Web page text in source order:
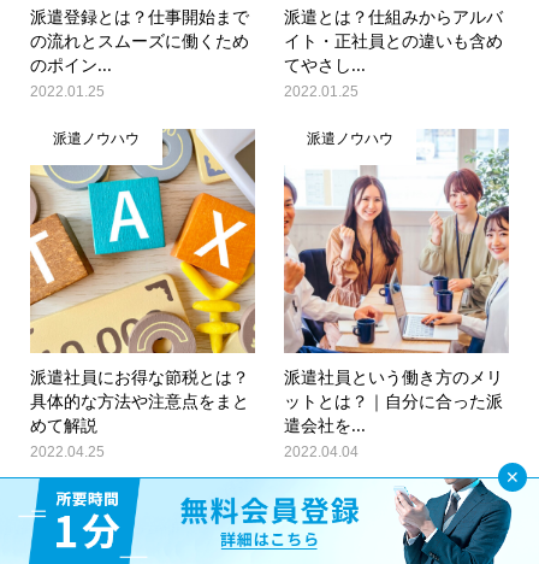
派遣登録とは？仕事開始まで
の流れとスムーズに働くため
のポイン...
2022.01.25
派遣とは？仕組みからアルバ
イト・正社員との違いも含め
てやさし...
2022.01.25
派遣ノウハウ
派遣社員にお得な節税とは？
具体的な方法や注意点をまと
めて解説
2022.04.25
派遣ノウハウ
派遣社員という働き方のメリ
ットとは？｜自分に合った派
遣会社を...
2022.04.04
派遣ノウハウ 派遣ノウハウ